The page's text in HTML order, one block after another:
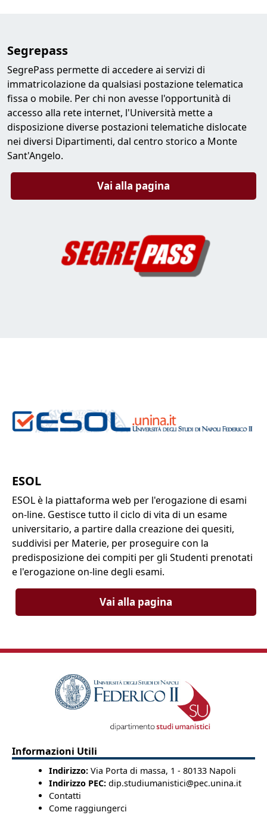
Segrepass
SegrePass permette di accedere ai servizi di
immatricolazione da qualsiasi postazione telematica
fissa o mobile. Per chi non avesse l'opportunità di
accesso alla rete internet, l'Università mette a
disposizione diverse postazioni telematiche dislocate
nei diversi Dipartimenti, dal centro storico a Monte
Sant'Angelo.
Vai alla pagina
ESOL
ESOL è la piattaforma web per l'erogazione di esami
on-line. Gestisce tutto il ciclo di vita di un esame
universitario, a partire dalla creazione dei quesiti,
suddivisi per Materie, per proseguire con la
predisposizione dei compiti per gli Studenti prenotati
e l'erogazione on-line degli esami.
Vai alla pagina
Informazioni Utili
Indirizzo: Via Porta di massa, 1 - 80133 Napoli
Indirizzo PEC: dip.studiumanistici@pec.unina.it
Contatti
Come raggiungerci